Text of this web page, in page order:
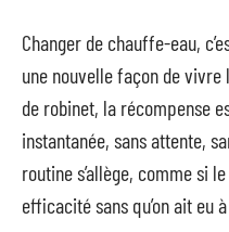
Changer de chauffe-eau,
une nouvelle façon de
de robinet, la récompense
instantanée, sans attente,
routine s’allège, comme si
efficacité sans qu’on ait eu